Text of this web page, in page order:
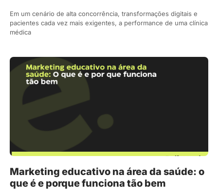
Em um cenário de alta concorrência, transformações digitais e
pacientes cada vez mais exigentes, a performance de uma clínica
médica
Marketing educativo na área da saúde: o
que é e porque funciona tão bem